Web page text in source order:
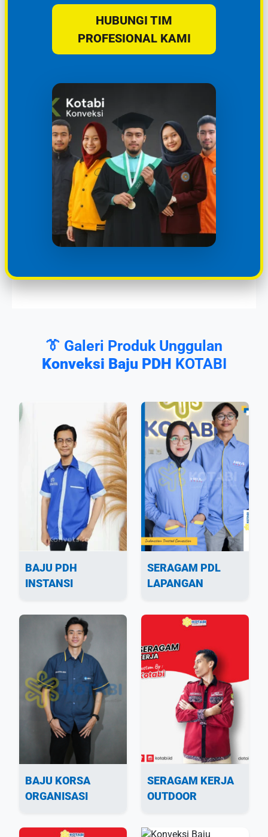
HUBUNGI TIM
PROFESIONAL KAMI
👔 Galeri Produk Unggulan
Konveksi Baju PDH KOTABI
BAJU PDH
INSTANSI
SERAGAM PDL
LAPANGAN
BAJU KORSA
ORGANISASI
SERAGAM KERJA
OUTDOOR